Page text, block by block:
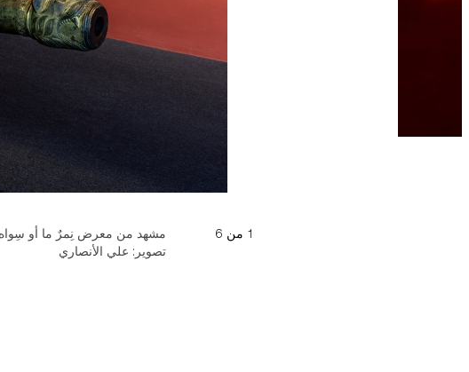
تصوير: علي الأنصاري
1 من 6